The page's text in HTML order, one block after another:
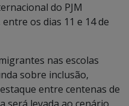
do PJM
os dias 11 e 14 de
nas escolas
sobre inclusão,
entre centenas de